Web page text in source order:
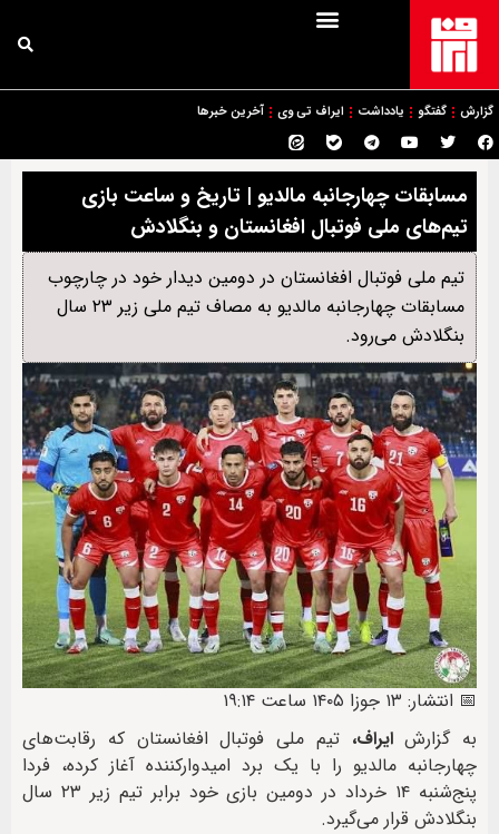
گزارش گفتگو یادداشت ایراف تی وی آخرین خبرها
مسابقات چهارجانبه مالدیو | تاریخ و ساعت بازی
تیم‌های ملی فوتبال افغانستان و بنگلادش
تیم ملی فوتبال افغانستان در دومین دیدار خود در چارچوب
مسابقات چهارجانبه مالدیو به مصاف تیم ملی زیر ۲۳ سال
بنگلادش می‌رود.
📅 انتشار: ۱۳ جوزا ۱۴۰۵ ساعت ۱۹:۱۴
به گزارشایراف، تیم ملی فوتبال افغانستان که رقابت‌های
چهارجانبه مالدیو را با یک برد امیدوارکننده آغاز کرده، فردا
پنج‌شنبه ۱۴ خرداد در دومین بازی خود برابر تیم زیر ۲۳ سال
بنگلادش قرار می‌گیرد.